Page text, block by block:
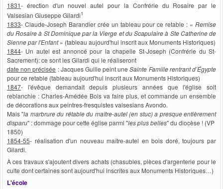
1831- érection d'un nouvel autel pour la Confrérie du Rosaire par le
Valsesian Giuseppe Gilardi1
1833- Claude-Joseph Barandier crée un tableau pour ce retable : « Remise
du Rosaire à St Dominique par la Vierge et du Scapulaire à Ste Catherine de
Sienne par l'Enfant» (tableau aujourd'hui inscrit aux Monuments Historiques)
1844- Un autel est annoncé pour la chapelle St-Joseph (Confrérie du St-
Sacrement): ce sont les Gilardi qui le réaliseront
date non précisée : Jacques Guille peint uneSainte Famille rentrant d’Égypte
pour ce retable (tableau aujourd'hui inscrit aux Monuments Historiques)
1847- l'évêque demandait depuis plusieurs années que l'église soit
reblanchie : Charles-Amédée Bois va faire plus, et commande un ensemble
de décorations aux peintres-fresquistes valsesians Avondo.
Mais "la marbrure du rétable du maître-autel (en stuc) a presque entièrement
disparu" : dommage pour cette église parmi "les plus belles" du diocèse ! (VP
1850)
1854-55- réalisation d'un nouveau maître-autel en bois doré, toujours par
Gilardi.
À ces travaux s'ajoutent divers achats (chasubles, pièces d'argenterie pour le
culte dont certaines sont aujourd'hui inscrites aux Monuments Historiques…)
L'école